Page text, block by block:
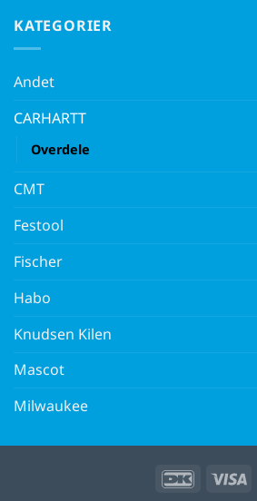
KATEGORIER
Andet
CARHARTT
Overdele
CMT
Festool
Fischer
Habo
Knudsen Kilen
Mascot
Milwaukee
DanKort